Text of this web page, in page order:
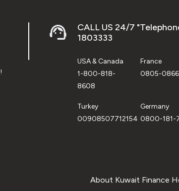
CALL US 24/7
1803333
USA & Canada
1-800-818-
8608
France
0805-
Turkey
00908507712154
Germany
0800-181-
About Kuwait Finance